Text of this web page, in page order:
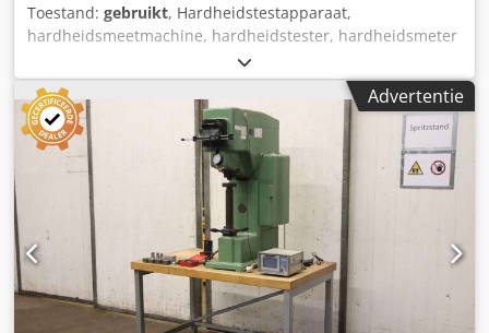
Toestand: gebruikt, Hardheidstestapparaat,
hardheidsmeetmachine, hardheidstester, hardheidsmeter
- Hardheidsmeter: volgens Brinell en Rockwell -
Accessoires ontbreken, wordt daarom als defect verkocht
Dcodpfx Aob A Rkveh Ajk - Overdracht in de huidige staat
zoals bezichtigd - Afmetingen: 600/220/H660 mm -
Gewicht: 92 kg
Advertentie